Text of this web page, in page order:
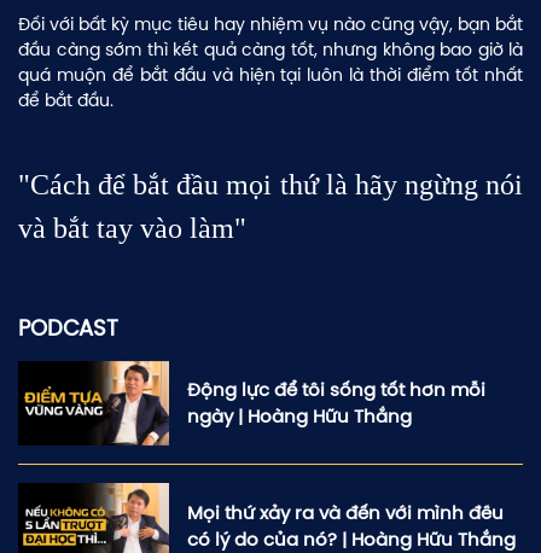
Đối với bất kỳ mục tiêu hay nhiệm vụ nào cũng vậy, bạn bắt
đầu càng sớm thì kết quả càng tốt, nhưng không bao giờ là
quá muộn để bắt đầu và hiện tại luôn là thời điểm tốt nhất
để bắt đầu.
"Cách để bắt đầu mọi thứ là hãy ngừng nói
và bắt tay vào làm"
PODCAST
Động lực để tôi sống tốt hơn mỗi
ngày | Hoàng Hữu Thắng
Mọi thứ xảy ra và đến với mình đều
có lý do của nó? | Hoàng Hữu Thắng